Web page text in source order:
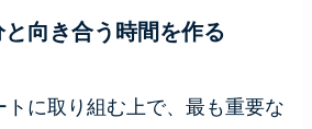
向き合う時間を作る
トに取り組む上で、最も重要な